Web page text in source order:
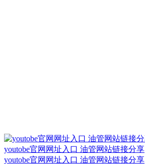
youtobe官网网址入口 油管网站链接分享
youtobe官网网址入口 油管网站链接分享